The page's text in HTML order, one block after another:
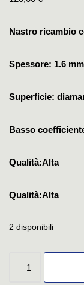
Nastro ricambio
Spessore: 1.6 mm
Superficie:
Basso
Qualità:Alta
Qualità:Alta
2 disponibili